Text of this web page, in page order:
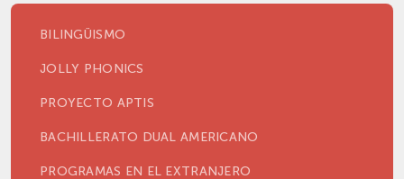
BILINGÜISMO
JOLLY PHONICS
PROYECTO APTIS
BACHILLERATO DUAL AMERICANO
PROGRAMAS EN EL EXTRANJERO